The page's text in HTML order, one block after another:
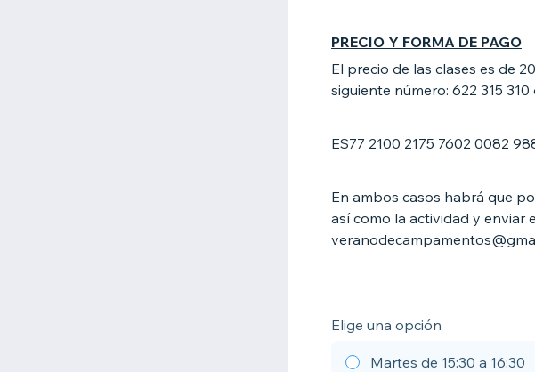
PRECIO Y FORMA DE PAGO
El precio de las clases es de
siguiente número: 622 315
ES77 2100 2175 7602 0082
En ambos casos habrá que
así como la actividad y enviar
Elige una opción
Martes de 15:30 a 16:30